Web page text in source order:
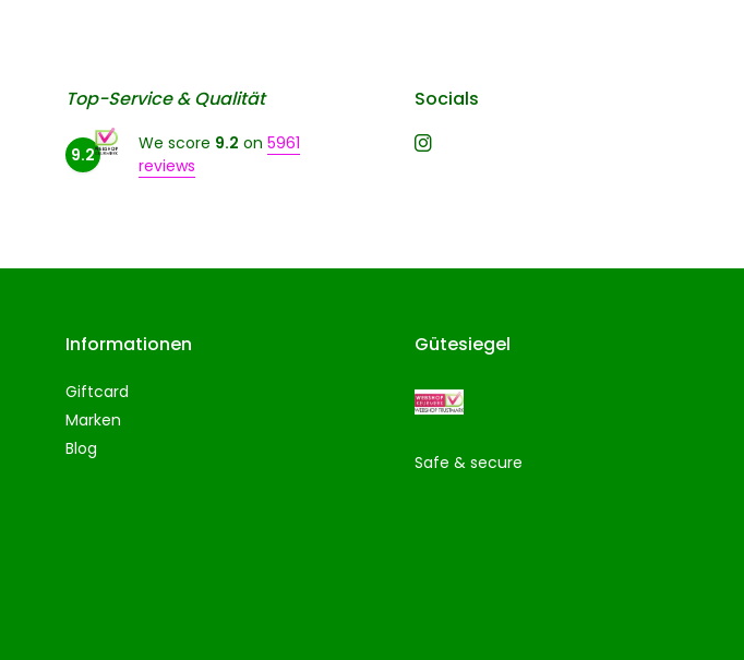
Top-Service & Qualität
9.2
We score 9.2 on 5961
reviews
Socials
Informationen
Giftcard
Marken
Blog
Gütesiegel
Safe & secure